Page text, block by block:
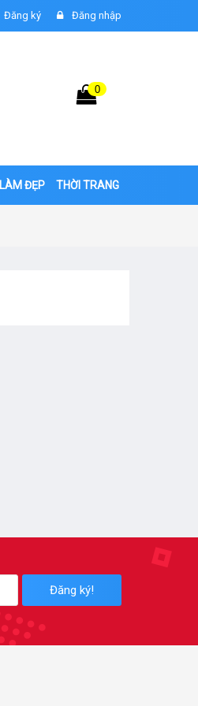
Đăng ký Đăng nhập
0
LÀM ĐẸP THỜI TRANG
Đăng ký!